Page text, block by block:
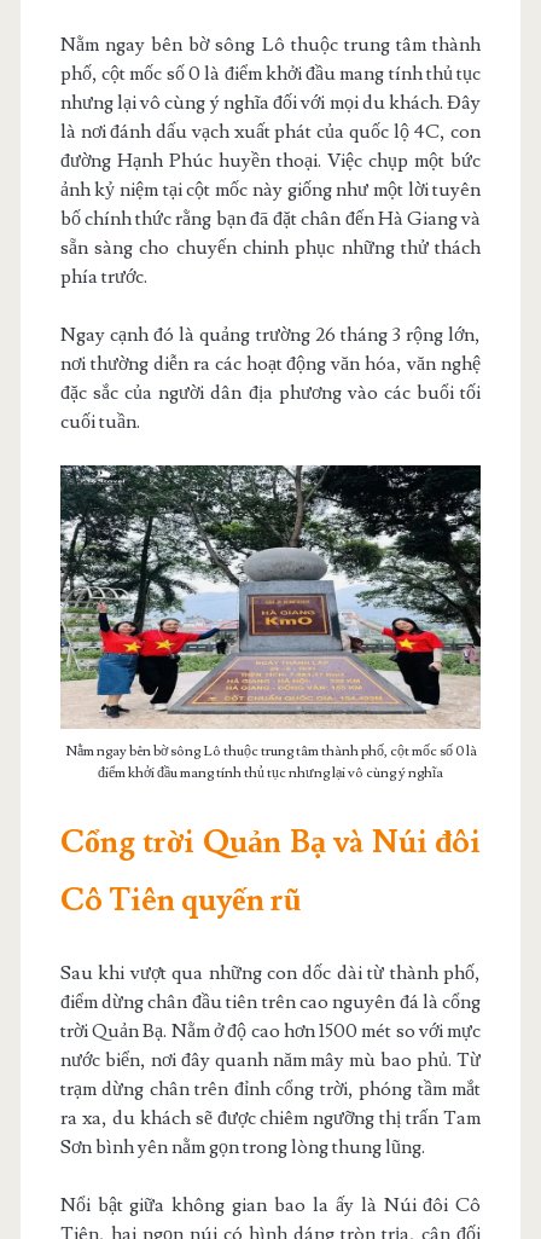
Nằm ngay bên bờ sông Lô thuộc trung tâm thành
phố, cột mốc số 0 là điểm khởi đầu mang tính thủ tục
nhưng lại vô cùng ý nghĩa đối với mọi du khách. Đây
là nơi đánh dấu vạch xuất phát của quốc lộ 4C, con
đường Hạnh Phúc huyền thoại. Việc chụp một bức
ảnh kỷ niệm tại cột mốc này giống như một lời tuyên
bố chính thức rằng bạn đã đặt chân đến Hà Giang và
sẵn sàng cho chuyến chinh phục những thử thách
phía trước.
Ngay cạnh đó là quảng trường 26 tháng 3 rộng lớn,
nơi thường diễn ra các hoạt động văn hóa, văn nghệ
đặc sắc của người dân địa phương vào các buổi tối
cuối tuần.
Nằm ngay bên bờ sông Lô thuộc trung tâm thành phố, cột mốc số 0 là
điểm khởi đầu mang tính thủ tục nhưng lại vô cùng ý nghĩa
Cổng trời Quản Bạ và Núi đôi
Cô Tiên quyến rũ
Sau khi vượt qua những con dốc dài từ thành phố,
điểm dừng chân đầu tiên trên cao nguyên đá là cổng
trời Quản Bạ. Nằm ở độ cao hơn 1500 mét so với mực
nước biển, nơi đây quanh năm mây mù bao phủ. Từ
trạm dừng chân trên đỉnh cổng trời, phóng tầm mắt
ra xa, du khách sẽ được chiêm ngưỡng thị trấn Tam
Sơn bình yên nằm gọn trong lòng thung lũng.
Nổi bật giữa không gian bao la ấy là Núi đôi Cô